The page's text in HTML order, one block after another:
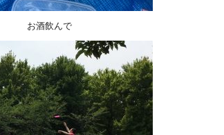
お酒飲んで